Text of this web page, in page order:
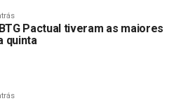
Pactual tiveram as maiores
quinta